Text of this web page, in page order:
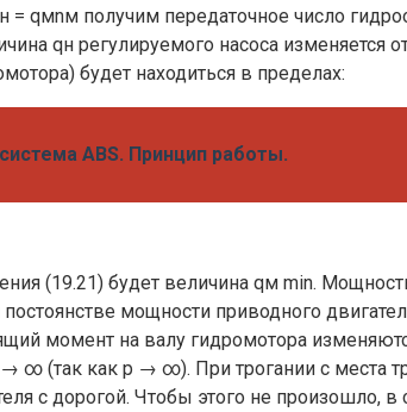
= qмnм получим передаточное число
qн регулируемого насоса изменяется
будет находиться в пределах:
ABS. Принцип работы.
(19.21) будет величина qм min.
мощности приводного
момент на валу гидромотора
(так как р → ∞). При трогании с места
с дорогой. Чтобы этого не произошло,